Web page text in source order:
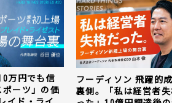
万円でも信
ーツ」の価
フーディソン 飛躍的
裏側。「私は経営者失